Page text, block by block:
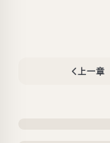
上一章